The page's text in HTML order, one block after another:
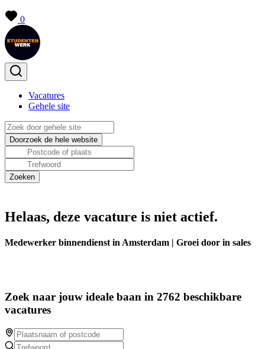
0
Vacatures
Gehele site
Helaas, deze vacature is niet actief.
Medewerker binnendienst in Amsterdam | Groei door in sales
Zoek naar jouw ideale baan in 2762 beschikbare
vacatures